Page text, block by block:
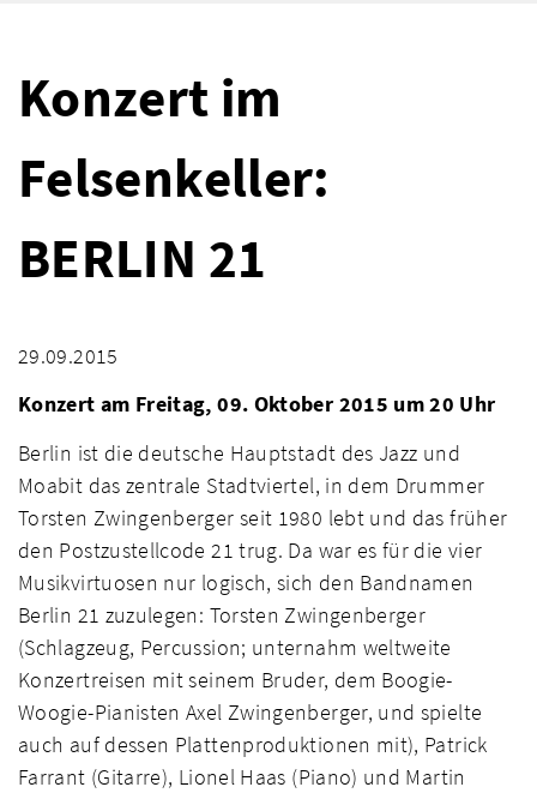
Konzert im
Felsenkeller:
BERLIN 21
29.09.2015
Konzert am Freitag, 09. Oktober 2015 um 20 Uhr
Berlin ist die deutsche Hauptstadt des Jazz und
Moabit das zentrale Stadtviertel, in dem Drummer
Torsten Zwingenberger seit 1980 lebt und das früher
den Postzustellcode 21 trug. Da war es für die vier
Musikvirtuosen nur logisch, sich den Bandnamen
Berlin 21 zuzulegen: Torsten Zwingenberger
(Schlagzeug, Percussion; unternahm weltweite
Konzertreisen mit seinem Bruder, dem Boogie-
Woogie-Pianisten Axel Zwingenberger, und spielte
auch auf dessen Plattenproduktionen mit), Patrick
Farrant (Gitarre), Lionel Haas (Piano) und Martin